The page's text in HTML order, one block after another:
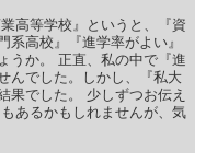
高等学校』というと、『資
高校』『進学率がよい』
うか。 正直、私の中で『進
んでした。しかし、『私大
果でした。 少しずつお伝え
あるかもしれませんが、気